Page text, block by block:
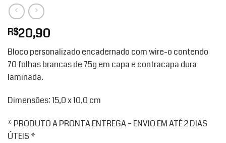
R$20,90
Bloco personalizado encadernado com wire-o contendo
70 folhas brancas de 75g em capa e contracapa dura
laminada.
Dimensões: 15,0 x 10,0 cm
* PRODUTO A PRONTA ENTREGA – ENVIO EM ATÉ 2 DIAS
ÚTEIS *